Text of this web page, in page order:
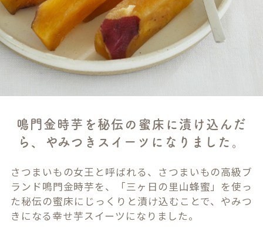
鳴門金時芋を秘伝の蜜床に漬け込んだ
ら、やみつきスイーツになりました。
さつまいもの女王と呼ばれる、さつまいもの高級ブ
ランド鳴門金時芋を、「三ヶ日の里山蜂蜜」を使っ
た秘伝の蜜床にじっくりと漬け込むことで、やみつ
きになる幸せ芋スイーツになりました。